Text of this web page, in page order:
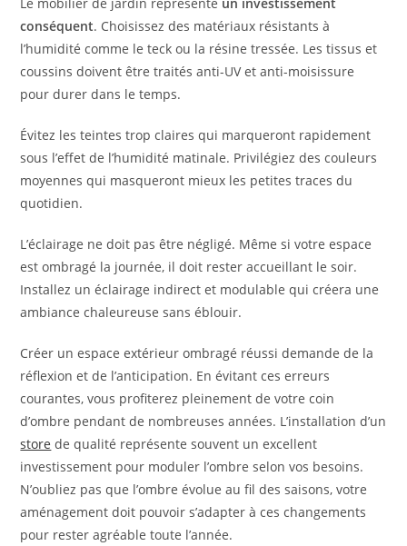
conséquent. Choisissez des matériaux résistants à
l’humidité comme le teck ou la résine tressée. Les tissus et
coussins doivent être traités anti-UV et anti-moisissure
pour durer dans le temps.
Évitez les teintes trop claires qui marqueront rapidement
sous l’effet de l’humidité matinale. Privilégiez des couleurs
moyennes qui masqueront mieux les petites traces du
quotidien.
L’éclairage ne doit pas être négligé. Même si votre espace
est ombragé la journée, il doit rester accueillant le soir.
Installez un éclairage indirect et modulable qui créera une
ambiance chaleureuse sans éblouir.
Créer un espace extérieur ombragé réussi demande de la
réflexion et de l’anticipation. En évitant ces erreurs
courantes, vous profiterez pleinement de votre coin
d’ombre pendant de nombreuses années. L’installation d’un
store de qualité représente souvent un excellent
investissement pour moduler l’ombre selon vos besoins.
N’oubliez pas que l’ombre évolue au fil des saisons, votre
aménagement doit pouvoir s’adapter à ces changements
pour rester agréable toute l’année.